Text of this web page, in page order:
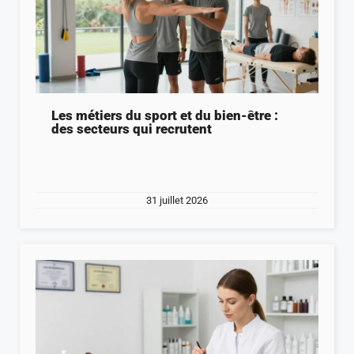
Les métiers du sport et du bien-être :
des secteurs qui recrutent
31 juillet 2026